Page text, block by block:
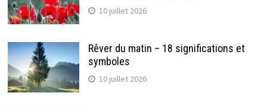
10 juillet 2026
Rêver du matin – 18 significations et
symboles
10 juillet 2026